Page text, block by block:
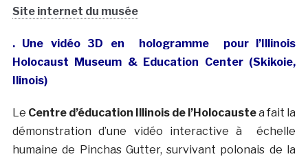
Site internet du musée
. Une vidéo 3D en hologramme pour l’Illinois
Holocaust Museum & Education Center (Skikoie,
Ilinois)
Le Centre d’éducation Illinois de l’Holocaustea fait la
démonstration d’une vidéo interactive à échelle
humaine de Pinchas Gutter, survivant polonais de la